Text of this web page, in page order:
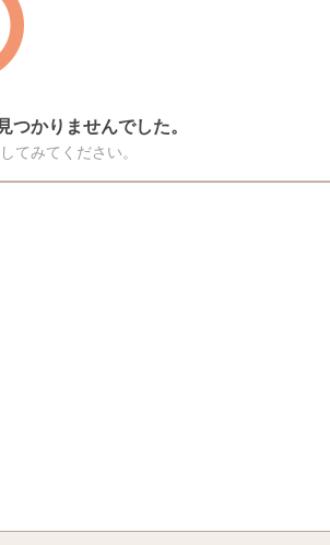
つかりませんでした。
てみてください。